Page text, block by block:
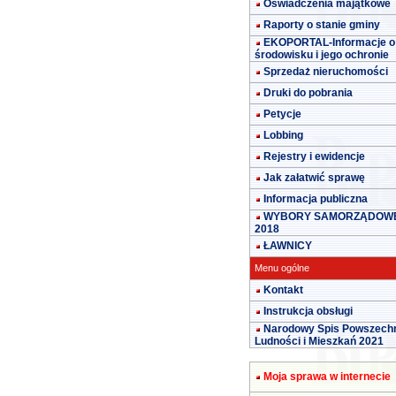
Oświadczenia majątkowe
Raporty o stanie gminy
EKOPORTAL-Informacje o
środowisku i jego ochronie
Sprzedaż nieruchomości
Druki do pobrania
Petycje
Lobbing
Rejestry i ewidencje
Jak załatwić sprawę
Informacja publiczna
WYBORY
2018
ŁAWNICY
Menu ogólne
Kontakt
Instrukcja obsługi
Narodowy Spis
Ludności i Mieszkań 2021
Moja sprawa w internecie